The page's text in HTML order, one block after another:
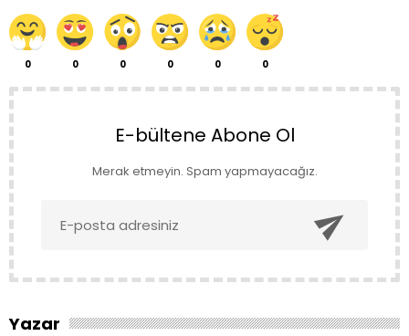
0 0 0 0 0 0
E-bültene Abone Ol
Merak etmeyin. Spam yapmayacağız.

Yazar